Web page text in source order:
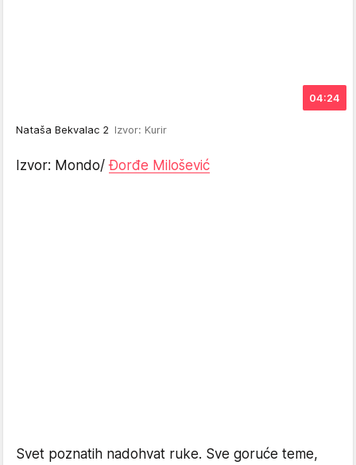
04:24
Nataša Bekvalac 2 Izvor: Kurir
Izvor: Mondo/Đorđe Milošević
Svet poznatih nadohvat ruke. Sve goruće teme,